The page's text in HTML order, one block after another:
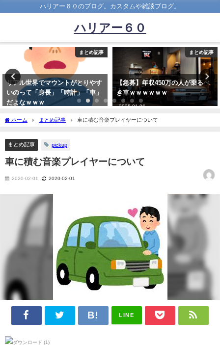
ハリアー６０のブログ。カスタムや雑談ブログ。
ハリアー６０
やす
車」
【急募】年収450万の人が乗るべ
き車ｗｗｗｗｗｗ
2025-01-06
【悲報】ドライブ中『うわ
いつ運転ヘッタクソだな
てなる車の特徴ｗｗｗｗ
ホーム まとめ記事 車に積む音楽プレイヤーについて
まとめ記事 pickup
車に積む音楽プレイヤーについて
2020-02-01 2020-02-01
LINE